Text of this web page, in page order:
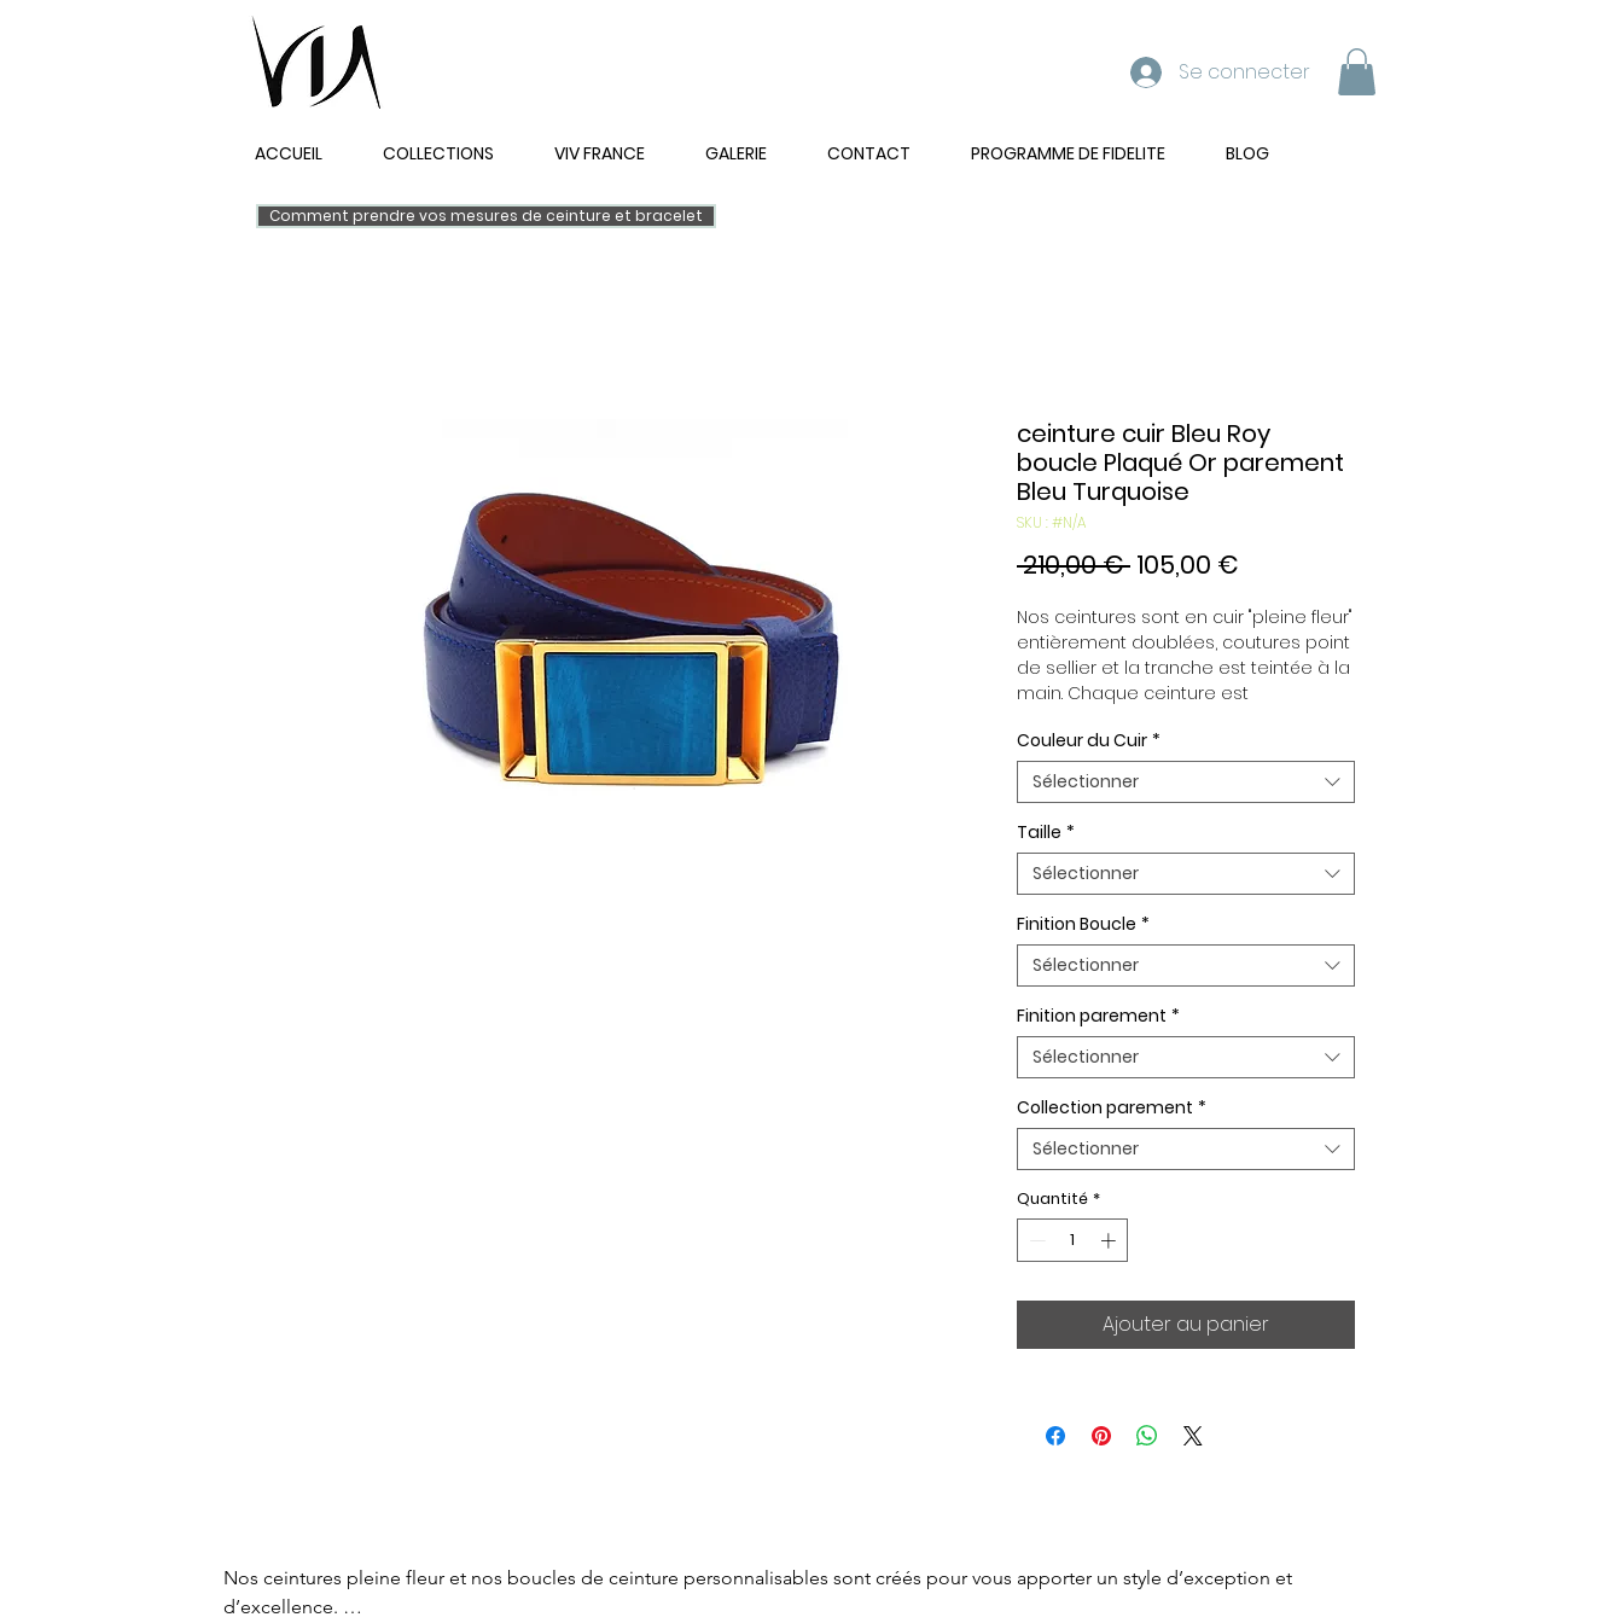
Se connecter
ACCUEIL COLLECTIONS VIV FRANCE GALERIE CONTACT PROGRAMME DE FIDELITE BLOG
Comment prendre vos mesures de ceinture et bracelet
ceinture cuir Bleu Roy
boucle Plaqué Or parement
Bleu Turquoise
SKU : #N/A
210,00 € Prix
105,00 €
Nos ceintures sont en cuir "pleine fleur"
entièrement doublées, coutures point
de sellier et la tranche est teintée à la
main. Chaque ceinture est
permettre d’associer vos ensembles
en fonction de vos envies. Toutes nos
ceintures sont en largeur 32mm.
Boucle plaquée Or ou Palladium,
Parement de boucle Plaqué Or ou
Palladium.
Couleur du Cuir *
Sélectionner
Taille *
Sélectionner
Finition Boucle *
Sélectionner
Finition parement *
Sélectionner
Collection parement *
Sélectionner
Quantité *
Ajouter au panier
Nos ceintures pleine fleur et nos boucles de ceinture personnalisables sont créés pour vous apporter un style d’exception et
d’excellence.